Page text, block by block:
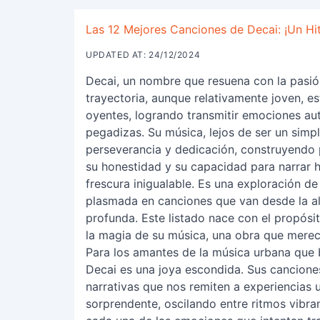
Las 12 Mejores Canciones de Decai: ¡Un
UPDATED AT: 24/12/2024
Decai, un nombre que resuena con la
trayectoria, aunque relativamente joven,
oyentes, logrando transmitir emociones
pegadizas. Su música, lejos de ser un
perseverancia y dedicación,
su honestidad y su capacidad para narrar
frescura inigualable. Es una exploración
plasmada en canciones que van desde la
profunda. Este listado nace con el
la magia de su música, una obra que
Para los amantes de la música urbana
Decai es una joya escondida. Sus
narrativas que nos remiten a experiencias
sorprendente, oscilando entre ritmos